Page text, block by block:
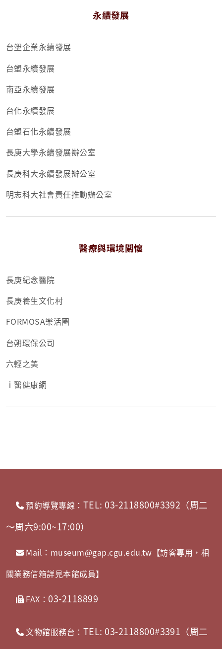
永續發展
台塑企業永續發展
台塑永續發展
南亞永續發展
台化永續發展
台塑石化永續發展
長庚大學永續發展辦公室
長庚科大永續發展辦公室
明志科大社會責任推動辦公室
醫療與環境關懷
長庚紀念醫院
長庚養生文化村
FORMOSA樂活圈
台朔環保公司
六輕之美
ｉ醫健康網
預約導覽專線： TEL: 03-2118800#3392（周二
～周六9:00~17:00）
Mail：museum@gap.cgu.edu.tw【訪客專用，相
關業務信箱詳見本館成員】
FAX： 03-2118899
文物館服務台： TEL: 03-2118800#3391（周二